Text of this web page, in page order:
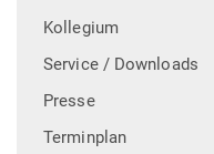
Kollegium
Service / Downloads
Presse
Terminplan